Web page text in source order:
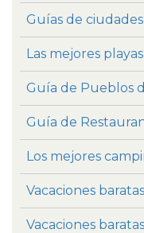
Guías de
Las mejores
Guía de Pueblos
Guía de
Los mejores
Vacaciones
Vacaciones